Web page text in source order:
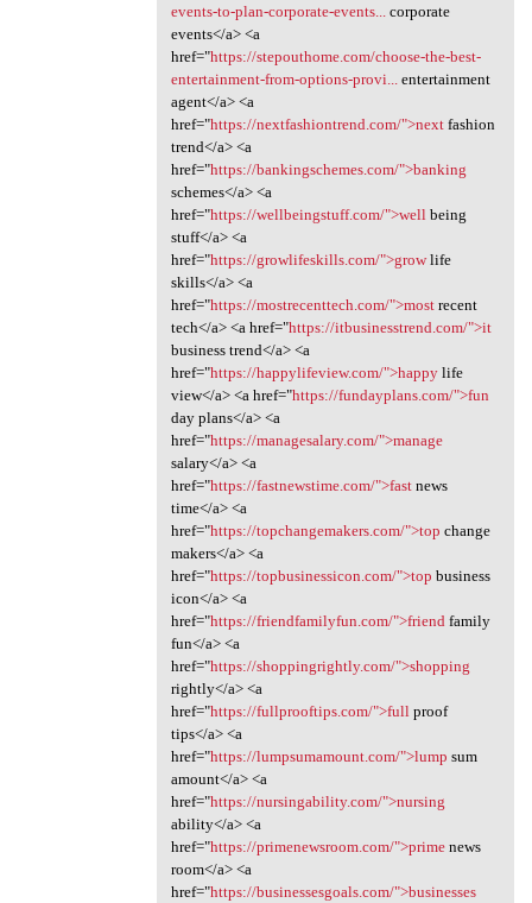
events-to-plan-corporate-events...corporate
events</a> <a
href="https://stepouthome.com/choose-the-best-
entertainment-from-options-provi...entertainment
agent</a> <a
href="https://nextfashiontrend.com/">nextfashion
trend</a> <a
href="https://bankingschemes.com/">banking
schemes</a> <a
href="https://wellbeingstuff.com/">wellbeing
stuff</a> <a
href="https://growlifeskills.com/">growlife
skills</a> <a
href="https://mostrecenttech.com/">mostrecent
tech</a> <a href="https://itbusinesstrend.com/">it
business trend</a> <a
href="https://happylifeview.com/">happylife
view</a> <a href="https://fundayplans.com/">fun
day plans</a> <a
href="https://managesalary.com/">manage
salary</a> <a
href="https://fastnewstime.com/">fastnews
time</a> <a
href="https://topchangemakers.com/">top change
makers</a> <a
href="https://topbusinessicon.com/">top business
icon</a> <a
href="https://friendfamilyfun.com/">friendfamily
fun</a> <a
href="https://shoppingrightly.com/">shopping
rightly</a> <a
href="https://fullprooftips.com/">fullproof
tips</a> <a
href="https://lumpsumamount.com/">lump sum
amount</a> <a
href="https://nursingability.com/">nursing
ability</a> <a
href="https://primenewsroom.com/">primenews
room</a> <a
href="https://businessesgoals.com/">businesses